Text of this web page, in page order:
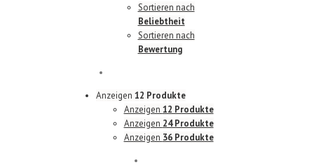
Sortieren nach
Beliebtheit
Sortieren nach
Bewertung
Anzeigen 12 Produkte
Anzeigen 12 Produkte
Anzeigen 24 Produkte
Anzeigen 36 Produkte